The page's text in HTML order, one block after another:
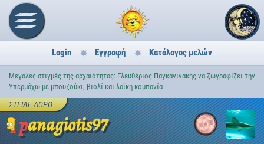
Login Εγγραφή Κατάλογος μελών
Μεγάλες στιγμές της αρχαιότητας: Ελευθέριος Παγκανινάκης να ζωγραφίζει την
Υπερμάχω με μπουζούκι, βιολί και λαϊκή κομπανία
panagiotis97 6
ΣΤΕΊΛΕ ΔΏΡΟ